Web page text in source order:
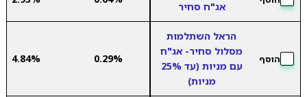
אג"ח סחיר
הוסף
הראל השתלמות
מסלול סחיר- אג"ח
עם מניות (עד 25%
מניות)
0.29%
4.84%